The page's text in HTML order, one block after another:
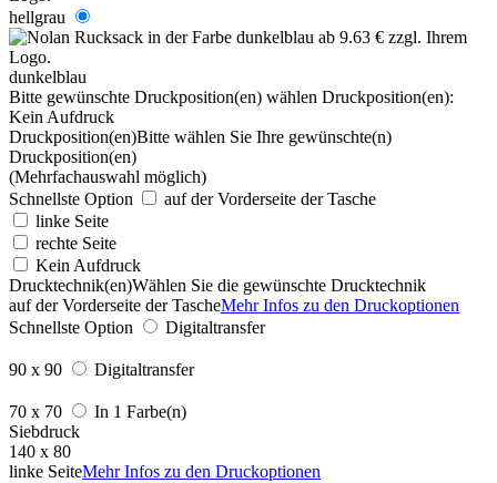
hellgrau
dunkelblau
Bitte gewünschte Druckposition(en) wählen Druckposition(en):
Kein Aufdruck
Druckposition(en)Bitte wählen Sie Ihre gewünschte(n)
Druckposition(en)
(Mehrfachauswahl möglich)
Schnellste Option
auf der Vorderseite der Tasche
linke Seite
rechte Seite
Kein Aufdruck
Drucktechnik(en)Wählen Sie die gewünschte Drucktechnik
auf der Vorderseite der TascheMehr Infos zu den Druckoptionen
Schnellste Option
Digitaltransfer
90 x 90 Digitaltransfer
70 x 70
In 1 Farbe(n)
Siebdruck
140 x 80
linke SeiteMehr Infos zu den Druckoptionen